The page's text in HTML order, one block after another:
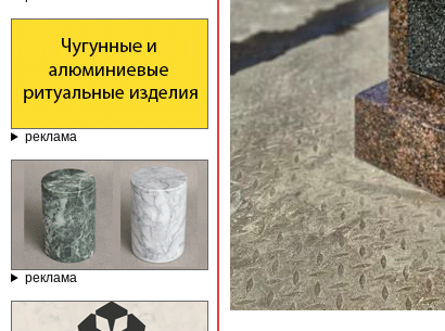
реклама
реклама